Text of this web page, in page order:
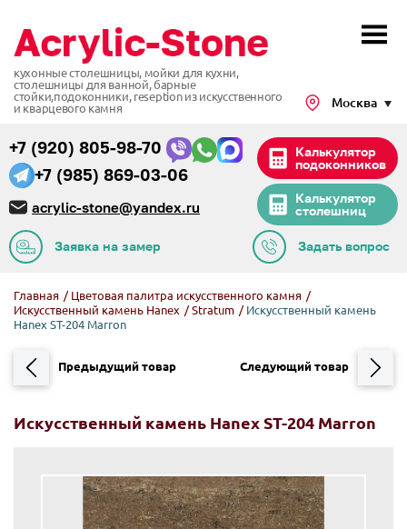
кухонные столешницы, мойки для кухни,
столешницы для ванной, барные
стойки,подоконники, reseption из искусственного
и кварцевого камня
+7 (985) 869-03-06
+7 (920) 805-98-70
acrylic-stone@yandex.ru
Калькулятор
столешниц
Калькулятор
подоконников
Москва
Задать вопрос
Заявка на замер
Главная / Цветовая палитра искусственного камня /
Искусственный камень Hanex /Stratum / Искусственный камень
Hanex ST-204 Marron
Искусственный камень Hanex ST-204 Marron